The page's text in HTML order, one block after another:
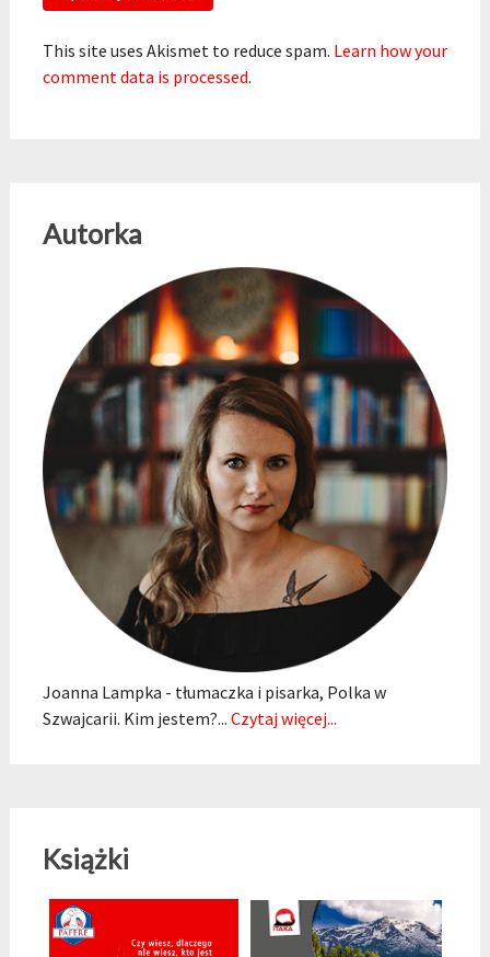
This site uses Akismet to reduce spam. Learn how your
comment data is processed.
Autorka
Joanna Lampka - tłumaczka i pisarka, Polka w
Szwajcarii. Kim jestem?... Czytaj więcej...
Książki